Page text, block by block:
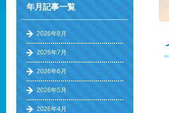
年月記事一覧
2026年8月
2026年7月
2026年6月
2026年5月
2026年4月